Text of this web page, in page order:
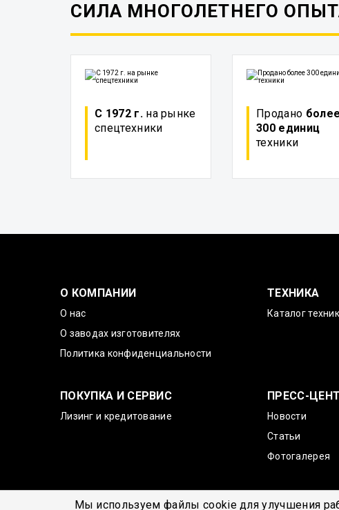
Мы используем файлы cookie для улучшения
СИЛА МНОГОЛЕТНЕГО
С 1972 г.на рынке
спецтехники
Продано более
300 единиц
техники
О КОМПАНИИ
О нас
О заводах изготовителях
Политика конфиденциальности
ТЕХНИКА
Каталог
ПОКУПКА И СЕРВИС
Лизинг и кредитование
ПРЕСС-
Новости
Статьи
Фотогалерея